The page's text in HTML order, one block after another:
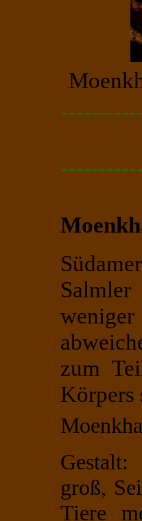
zum
Körpers
Gestalt:
groß,
Tiere